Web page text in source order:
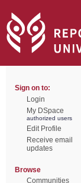
Sign on to:
Login
My DSpace
authorized users
Edit Profile
Receive email
updates
Browse
Communities